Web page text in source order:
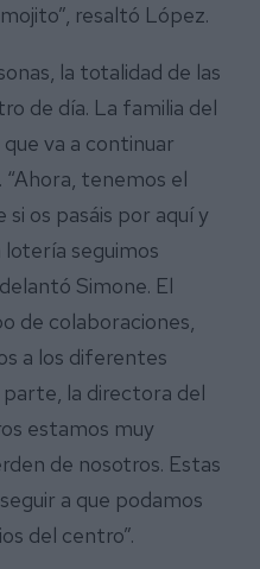
resaltó López.
la totalidad de las
de día. La familia del
va a continuar
“Ahora, tenemos el
si os pasáis por aquí y
lotería seguimos
Simone. El
de colaboraciones,
a los diferentes
parte, la directora del
estamos muy
de nosotros. Estas
a que podamos
del centro”.